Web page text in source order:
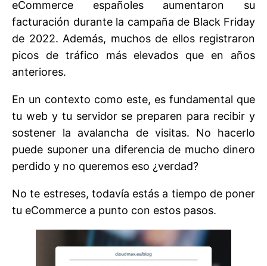
eCommerce españoles aumentaron su
facturación durante la campaña de Black Friday
de 2022. Además, muchos de ellos registraron
picos de tráfico más elevados que en años
anteriores.
En un contexto como este, es fundamental que
tu web y tu servidor se preparen para recibir y
sostener la avalancha de visitas. No hacerlo
puede suponer una diferencia de mucho dinero
perdido y no queremos eso ¿verdad?
No te estreses, todavía estás a tiempo de poner
tu eCommerce a punto con estos pasos.